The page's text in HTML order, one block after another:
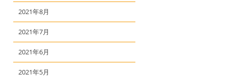
2021年8月
2021年7月
2021年6月
2021年5月